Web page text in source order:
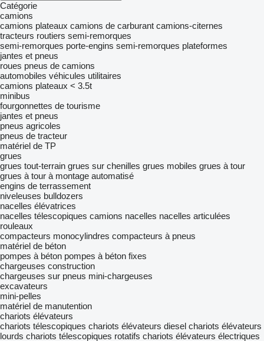
Catégorie
camions
camions plateaux camions de carburant camions-citernes
tracteurs routiers semi-remorques
semi-remorques porte-engins semi-remorques plateformes
jantes et pneus
roues pneus de camions
automobiles véhicules utilitaires
camions plateaux < 3.5t
minibus
fourgonnettes de tourisme
jantes et pneus
pneus agricoles
pneus de tracteur
matériel de TP
grues
grues tout-terrain grues sur chenilles grues mobiles grues à tour
grues à tour à montage automatisé
engins de terrassement
niveleuses bulldozers
nacelles élévatrices
nacelles télescopiques camions nacelles nacelles articulées
rouleaux
compacteurs monocylindres compacteurs à pneus
matériel de béton
pompes à béton pompes à béton fixes
chargeuses construction
chargeuses sur pneus mini-chargeuses
excavateurs
mini-pelles
matériel de manutention
chariots élévateurs
chariots télescopiques chariots élévateurs diesel chariots élévateurs
lourds chariots télescopiques rotatifs chariots élévateurs électriques